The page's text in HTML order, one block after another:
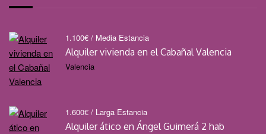
1.100€ / Media Estancia
Alquiler vivienda en el Cabañal Valencia
Valencia
1.600€ / Larga Estancia
Alquiler ático en Ángel Guimerá 2 hab